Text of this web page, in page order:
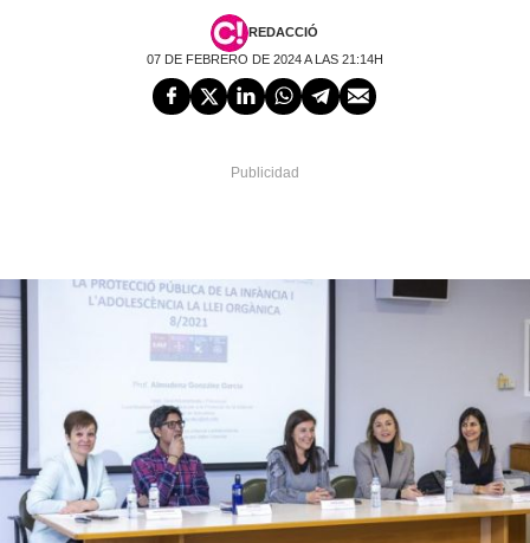
REDACCIÓ
07 DE FEBRERO DE 2024 A LAS 21:14H